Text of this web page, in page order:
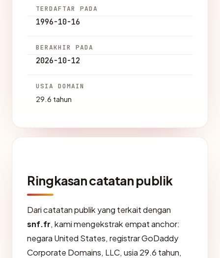
TERDAFTAR PADA
1996-10-16
BERAKHIR PADA
2026-10-12
USIA DOMAIN
29.6 tahun
Ringkasan catatan publik
Dari catatan publik yang terkait dengan
snf.fr, kami mengekstrak empat anchor:
negara United States, registrar GoDaddy
Corporate Domains, LLC, usia 29.6 tahun,